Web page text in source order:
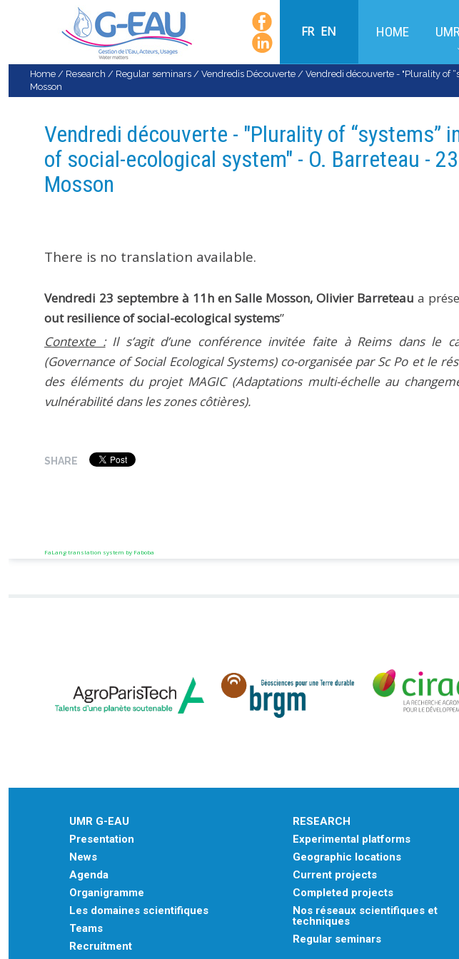
FR EN HOME
Home / Research / Regular seminars / Vendredis Découverte / Vendredi découverte - "Plurality of
Mosson
Vendredi découverte - "Plurality of “systems”
of social-ecological system" - O. Barreteau -
Mosson
There is no translation available.
Vendredi 23 septembre à 11h en Salle Mosson, Olivier Barreteau a
out resilience of social-ecological systems”
Contexte :Il s’agit d’une conférence invitée faite à Reims dans le
(Governance of Social Ecological Systems) co-organisée par Sc Po et le
des éléments du projet MAGIC (Adaptations multi-échelle au
vulnérabilité dans les zones côtières).
SHARE
FaLang translation system by Faboba
UMR G-EAU
Presentation
News
Agenda
Organigramme
Les domaines scientifiques
Teams
Recruitment
RESEARCH
Experimental platforms
Geographic locations
Current projects
Completed projects
Nos réseaux scientifiques et
techniques
Regular seminars